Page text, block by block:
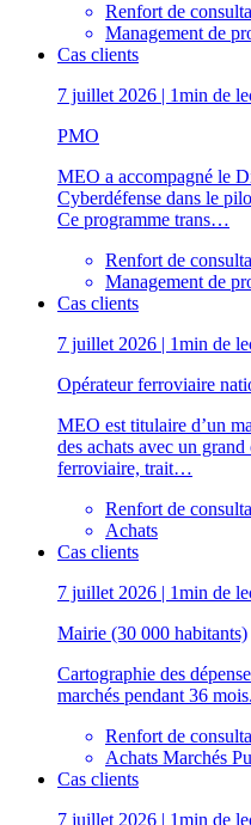
Renfort de
Management de
Cas clients
7 juillet 2026 | 1min de
PMO
MEO a accompagné le
Cyberdéfense dans le
Ce programme trans…
Renfort de
Management de
Cas clients
7 juillet 2026 | 1min de
Opérateur ferroviaire
MEO est titulaire d’un
des achats avec un
ferroviaire, trait…
Renfort de
Achats
Cas clients
7 juillet 2026 | 1min de
Mairie (30 000 habitants)
Cartographie des
marchés pendant 36 mois.
Renfort de
Achats Marchés
Cas clients
7 juillet 2026 | 1min de